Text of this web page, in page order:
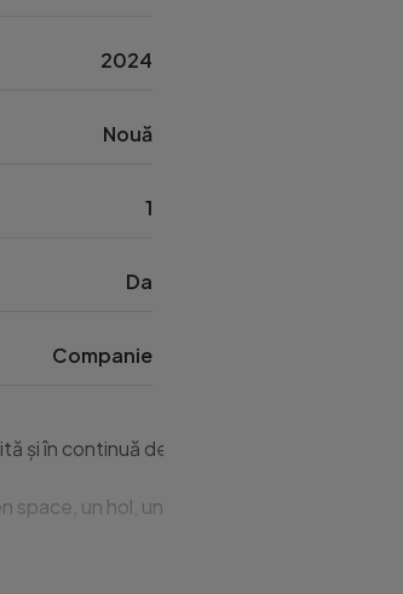
2024
Nouă
1
Da
Companie
în continuă dezvoltare, aproape de
un hol, un dormitor, o baie cu